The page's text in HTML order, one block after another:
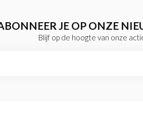
JE OP ONZE
Blijf op de hoogte van onze